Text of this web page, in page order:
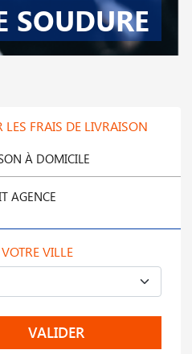
SOUDURE
LES FRAIS DE LIVRAISON
À DOMICILE
AGENCE
VILLE
VALIDER